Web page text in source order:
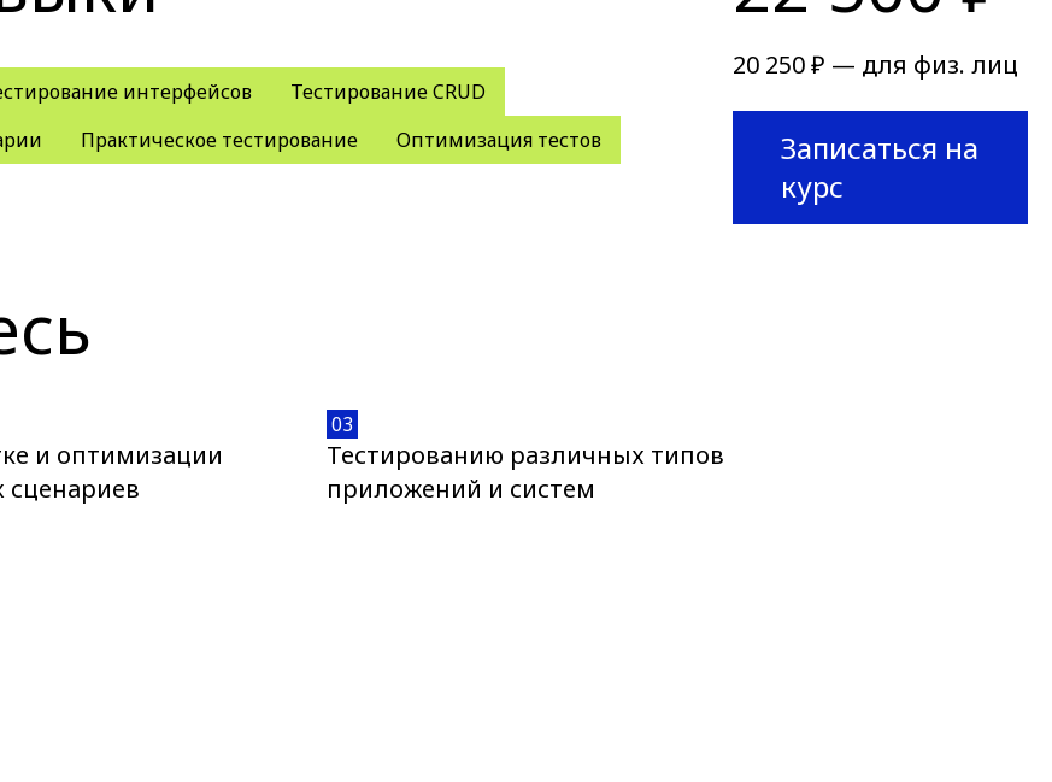
интерфейсов
Тестирование CRUD
Практическое тестирование Оптимизация тестов
и оптимизации
сценариев
03
Тестированию различных типов
приложений и систем
20 250 ₽ — для физ. лиц
Записаться на
курс